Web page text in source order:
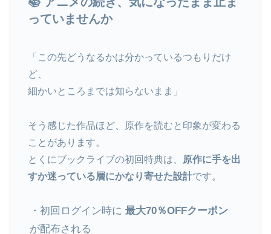
っていませんか
「この先どうなるかは分かっているつもりだけ
ど、
細かいところまでは知らないまま」
そう感じた作品ほど、原作を読むと印象が変わる
ことがあります。
とくにブックライブの初回特典は、
原作に手を出
すか迷っている層にかなり寄せた設計です。
・初回ログイン時に最大70％OFFクーポン
が配布される